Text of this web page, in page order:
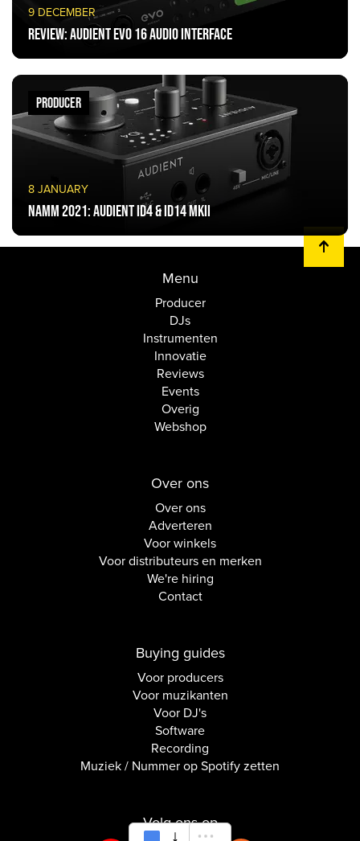
9 DECEMBER
Review: Audient Evo 16 Audio Interface
8 JANUARY
NAMM 2021: Audient iD4 & iD14 MKII
PRODUCER
Menu
Producer
DJs
Instrumenten
Innovatie
Reviews
Events
Overig
Webshop
Over ons
Over ons
Adverteren
Voor winkels
Voor distributeurs en merken
We're hiring
Contact
Buying guides
Voor producers
Voor muzikanten
Voor DJ's
Software
Recording
Muziek / Nummer op Spotify zetten
Volg ons op